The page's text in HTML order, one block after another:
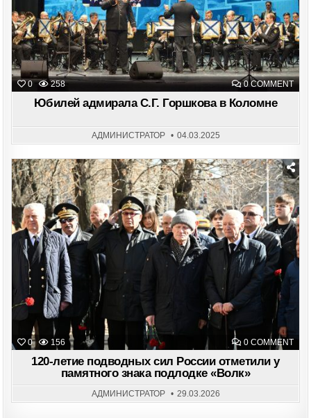
0 258 0 COMMENTON
В
Юбилей адмирала С.Г. Горшкова в Коломне
АДМИНИСТРАТОР 04.03.2025
0 156 0 COMMENTON
120-
У
Posted
in
120-летие подводных сил России отметили у
памятного знака подлодке «Волк»
АДМИНИСТРАТОР 29.03.2026